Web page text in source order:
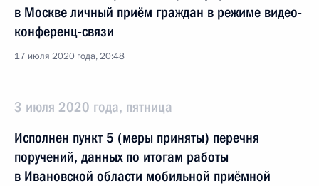
в Москве личный приём граждан в режиме видео-
конференц-связи
17 июля 2020 года, 20:48
3 июля 2020 года, пятница
Исполнен пункт 5 (меры приняты) перечня
поручений, данных по итогам работы
в Ивановской области мобильной приёмной